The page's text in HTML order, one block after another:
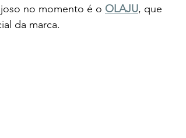
no momento é o OLAJU, que
da marca.